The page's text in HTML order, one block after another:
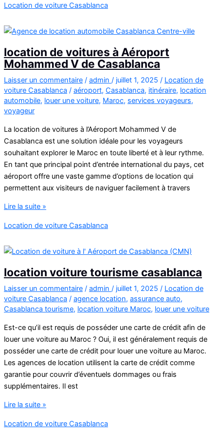
location
voiture
Maroc
Location de voiture Casablanca
location de voitures à Aéroport
Mohammed V de Casablanca
Laisser un commentaire / admin / juillet 1, 2025 / Location de
voiture Casablanca / aéroport, Casablanca, itinéraire, location
automobile, louer une voiture, Maroc, services voyageurs,
voyageur
La location de voitures à l’Aéroport Mohammed V de
Casablanca est une solution idéale pour les voyageurs
souhaitant explorer le Maroc en toute liberté et à leur rythme.
En tant que principal point d’entrée international du pays, cet
aéroport offre une vaste gamme d’options de location qui
permettent aux visiteurs de naviguer facilement à travers
location
voitures
Aéroport
V
de
Casablanca
Lire la suite »
Location de voiture Casablanca
location voiture tourisme casablanca
Laisser un commentaire / admin / juillet 1, 2025 / Location de
voiture Casablanca / agence location, assurance auto,
Casablanca tourisme, location voiture Maroc, louer une voiture
Est-ce qu’il est requis de posséder une carte de crédit afin de
louer une voiture au Maroc ? Oui, il est généralement requis de
posséder une carte de crédit pour louer une voiture au Maroc.
Les agences de location utilisent la carte de crédit comme
garantie pour couvrir d’éventuels dommages ou frais
supplémentaires. Il est
location
tourisme
Lire la suite »
Location de voiture Casablanca